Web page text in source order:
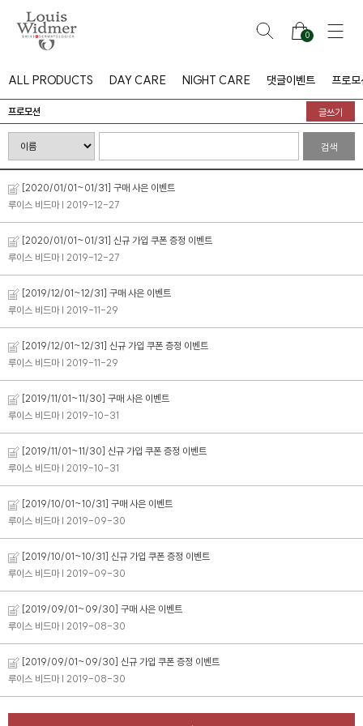
#아이
0
ALL PRODUCTS DAY CARE NIGHT CARE 댓글이벤트 프로모
프로모션 글쓰기
검색
[2020/01/01~01/31] 구매 사은 이벤트
루이스 비드마 | 2019-12-27
[2020/01/01~01/31] 신규 가입 쿠폰 증정 이벤트
루이스 비드마 | 2019-12-27
[2019/12/01~12/31] 구매 사은 이벤트
루이스 비드마 | 2019-11-29
[2019/12/01~12/31] 신규 가입 쿠폰 증정 이벤트
루이스 비드마 | 2019-11-29
[2019/11/01~11/30] 구매 사은 이벤트
루이스 비드마 | 2019-10-31
[2019/11/01~11/30] 신규 가입 쿠폰 증정 이벤트
루이스 비드마 | 2019-10-31
[2019/10/01~10/31] 구매 사은 이벤트
루이스 비드마 | 2019-09-30
[2019/10/01~10/31] 신규 가입 쿠폰 증정 이벤트
루이스 비드마 | 2019-09-30
[2019/09/01~09/30] 구매 사은 이벤트
루이스 비드마 | 2019-08-30
[2019/09/01~09/30] 신규 가입 쿠폰 증정 이벤트
루이스 비드마 | 2019-08-30